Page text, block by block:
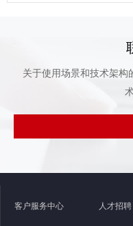
关于使用场景和技术架
客户服务中心 人才招聘